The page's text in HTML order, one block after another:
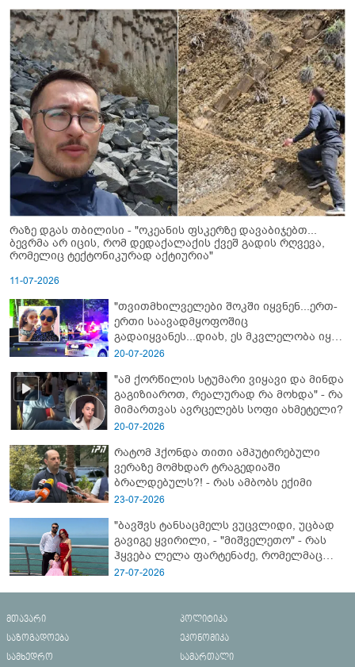
რაზე დგას თბილისი - "ოკეანის ფსკერზე დავაბიჯებთ...
ბევრმა არ იცის, რომ დედაქალაქის ქვეშ გადის რღვევა,
რომელიც ტექტონიკურად აქტიურია"
11-07-2026
"თვითმხილველები შოკში იყვნენ...ერთ-
ერთი საავადმყოფოშიც
გადაიყვანეს...დიახ, ეს მკვლელობა იყო"
- გორში დატრიალებული ტრაგედიის
20-07-2026
"ამ ქორწილის სტუმარი ვიყავი და მინდა
გაგიზიაროთ, რეალურად რა მოხდა" - რა
მიმართვას ავრცელებს სოფი ახმეტელი?
20-07-2026
რატომ ჰქონდა თითი ამპუტირებული
ვერაზე მომხდარ ტრაგედიაში
ბრალდებულს?! - რას ამბობს ექიმი
23-07-2026
"ბავშვს ტანსაცმელს ვუცვლიდი, უცბად
გავიგე ყვირილი, - "მიშველეთო" - რას
ჰყვება ლელა ფარტენაძე, რომელმაც
ბათუმში 16 წლის ბიჭი ზღვაში
27-07-2026
მთავარი
პოლიტიკა
საზოგადოება
ეკონომიკა
სამხედრო
სამართალი